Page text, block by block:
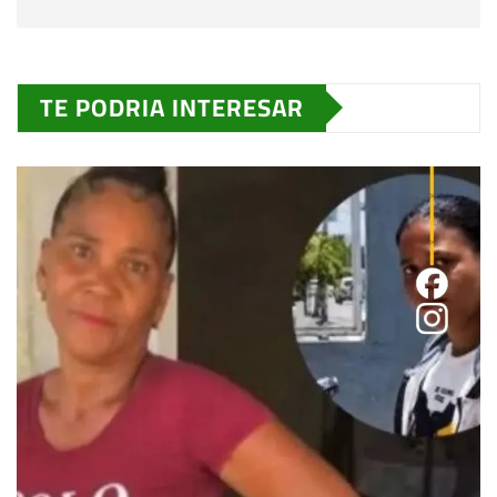
TE PODRIA INTERESAR